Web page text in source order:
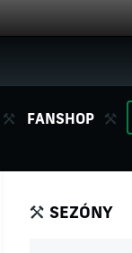
FANSHOP
SEZÓNY